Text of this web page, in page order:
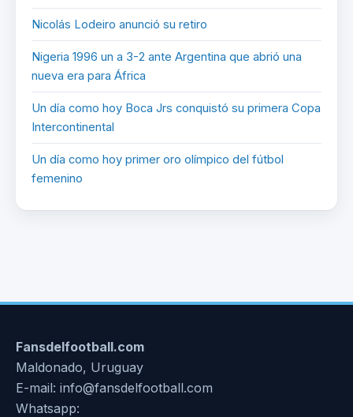
Nicolás Lodeiro anunció su retiro
Nigeria 1996 un a 3-2 ante Argentina que abrió una
nueva era para África
Un día como hoy Boca Jrs conquistó su primera Copa
Intercontinental
Un día como hoy primer oro olímpico del fútbol
femenino
Fansdelfootball.com
Maldonado, Uruguay
E-mail: info@fansdelfootball.com
Whatsapp: